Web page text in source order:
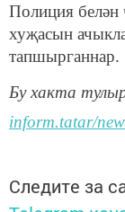
Полиция белән
хуҗасын
тапшырганнар.
Бу хакта
inform.tatar/
Следите за